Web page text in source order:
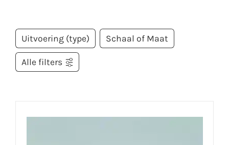
Uitvoering (type) Schaal of Maat
Alle filters